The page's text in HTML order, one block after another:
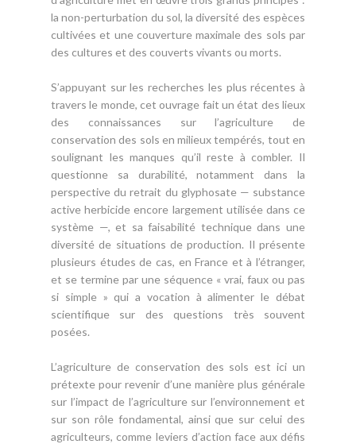
la non-perturbation du sol, la diversité des espèces
cultivées et une couverture maximale des sols par
des cultures et des couverts vivants ou morts.
S’appuyant sur les recherches les plus récentes à
travers le monde, cet ouvrage fait un état des lieux
des connaissances sur l’agriculture de
conservation des sols en milieux tempérés, tout en
soulignant les manques qu’il reste à combler. Il
questionne sa durabilité, notamment dans la
perspective du retrait du glyphosate — substance
active herbicide encore largement utilisée dans ce
système —, et sa faisabilité technique dans une
diversité de situations de production. Il présente
plusieurs études de cas, en France et à l’étranger,
et se termine par une séquence « vrai, faux ou pas
si simple » qui a vocation à alimenter le débat
scientifique sur des questions très souvent
posées.
L’agriculture de conservation des sols est ici un
prétexte pour revenir d’une manière plus générale
sur l’impact de l’agriculture sur l’environnement et
sur son rôle fondamental, ainsi que sur celui des
agriculteurs, comme leviers d’action face aux défis